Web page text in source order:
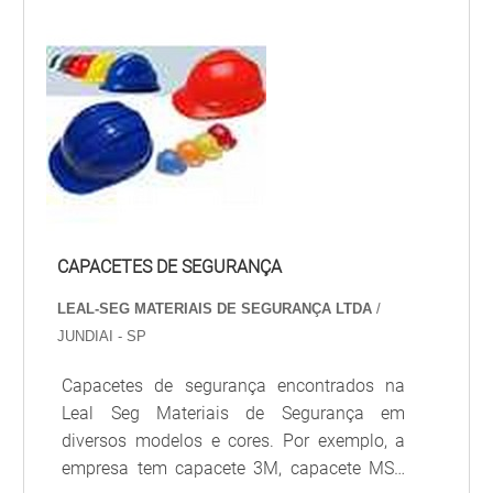
estrias reforçadas e calha semicircular;
carneira simp...
CAPACETES DE SEGURANÇA
LEAL-SEG MATERIAIS DE SEGURANÇA LTDA/
JUNDIAI - SP
Capacetes de segurança encontrados na
Leal Seg Materiais de Segurança em
diversos modelos e cores. Por exemplo, a
empresa tem capacete 3M, capacete MSA